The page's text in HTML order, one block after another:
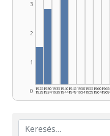
0
1
2
3
1925
1929
1930
1934
1935
1939
1940
1944
1945
1949
1950
1954
1955
1959
1960
1964
1965
1969